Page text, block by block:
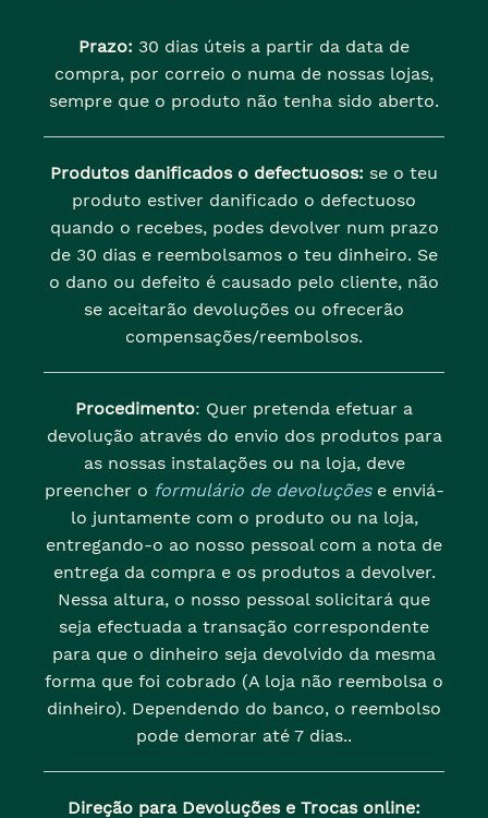
Prazo: 30 dias úteis a partir da data de
compra, por correio o numa de nossas lojas,
sempre que o produto não tenha sido aberto.
Produtos danificados o defectuosos: se o teu
produto estiver danificado o defectuoso
quando o recebes, podes devolver num prazo
de 30 dias e reembolsamos o teu dinheiro. Se
o dano ou defeito é causado pelo cliente, não
se aceitarão devoluções ou ofrecerão
compensações/reembolsos.
Procedimento: Quer pretenda efetuar a
devolução através do envio dos produtos para
as nossas instalações ou na loja, deve
preencher o formulário de devoluçõese enviá-
lo juntamente com o produto ou na loja,
entregando-o ao nosso pessoal com a nota de
entrega da compra e os produtos a devolver.
Nessa altura, o nosso pessoal solicitará que
seja efectuada a transação correspondente
para que o dinheiro seja devolvido da mesma
forma que foi cobrado (A loja não reembolsa o
dinheiro). Dependendo do banco, o reembolso
pode demorar até 7 dias..
Direção para Devoluções e Trocas online: